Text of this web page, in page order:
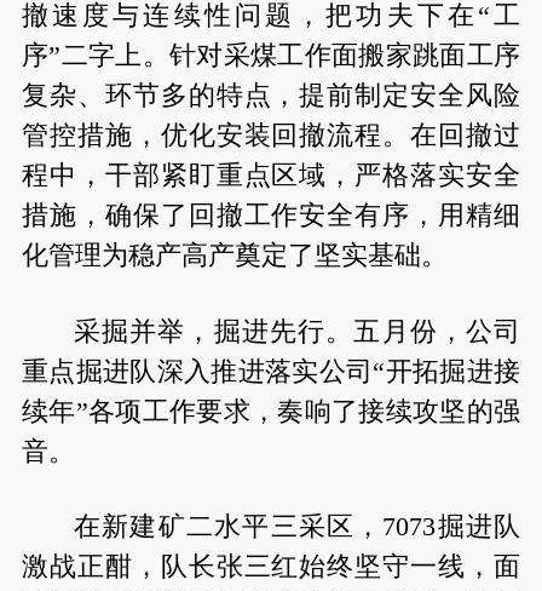
撤速度与连续性问题，把功夫下在“工
序”二字上。针对采煤工作面搬家跳面工序
复杂、环节多的特点，提前制定安全风险
管控措施，优化安装回撤流程。在回撤过
程中，干部紧盯重点区域，严格落实安全
措施，确保了回撤工作安全有序，用精细
化管理为稳产高产奠定了坚实基础。
采掘并举，掘进先行。五月份，公司
重点掘进队深入推进落实公司“开拓掘进接
续年”各项工作要求，奏响了接续攻坚的强
音。
在新建矿二水平三采区，7073掘进队
激战正酣，队长张三红始终坚守一线，面